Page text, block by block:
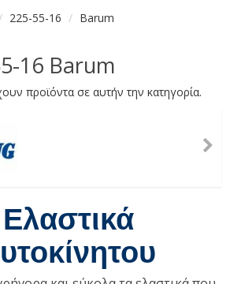
225-55-16 Barum
16 Barum
προϊόντα σε αυτήν την κατηγορία.
Ελαστικά